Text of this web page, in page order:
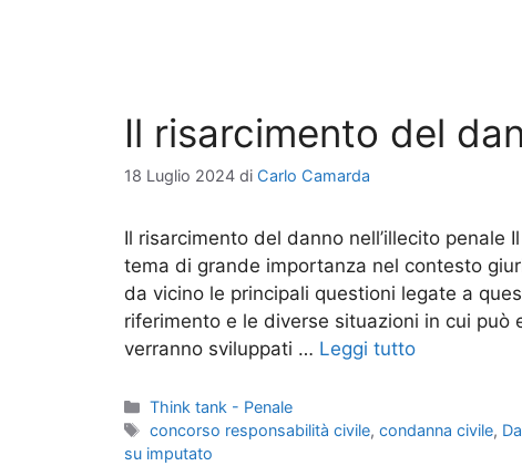
Il risarcimento del
18 Luglio 2024 di Carlo Camarda
Il risarcimento del danno nell’illecito penale
tema di grande importanza nel contesto
da vicino le principali questioni legate a
riferimento e le diverse situazioni in cui può
verranno sviluppati … Leggi tutto
Categorie
Think tank - Penale
Tag
concorso responsabilità civile,condanna civile,
su imputato